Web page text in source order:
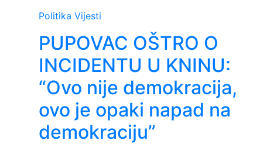
Politika Vijesti
PUPOVAC OŠTRO O
INCIDENTU U KNINU:
“Ovo nije demokracija,
ovo je opaki napad na
demokraciju”